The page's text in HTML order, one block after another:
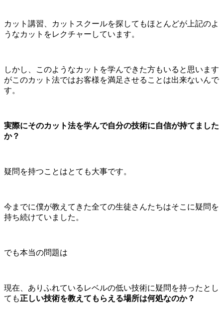
カット講習、カットスクールを探してもほとんどが上記のよ
うなカットをレクチャーしています。
しかし、このようなカットを学んできた方もいると思います
がこのカット法ではお客様を満足させることは出来ないんで
す。
実際にそのカット法を学んで自分の技術に自信が持てました
か？
疑問を持つことはとても大事です。
今までに僕が教えてきた全ての生徒さんたちはそこに疑問を
持ち続けていました。
でも本当の問題は
現在、ありふれているレベルの低い技術に疑問を持ったとし
ても正しい技術を教えてもらえる場所は何処なのか？